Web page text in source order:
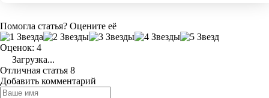
Помогла статья? Оцените её
Оценок: 4
Загрузка...
Отличная статья 8
Добавить комментарий